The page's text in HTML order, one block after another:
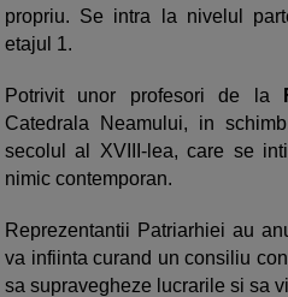
propriu. Se intra la nivelul
etajul 1.
Potrivit unor profesori de la
Catedrala Neamului, in
secolul al XVIII-lea, care se
nimic contemporan.
Reprezentantii Patriarhiei au
va infiinta curand un consiliu
sa supravegheze lucrarile si sa